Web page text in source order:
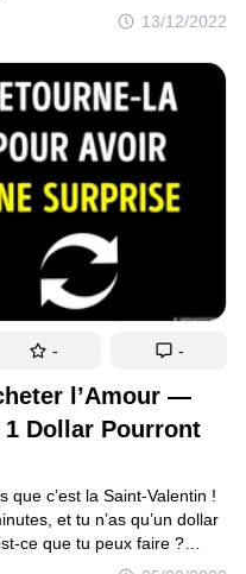
13/12/2022
entre inconnus dans
ce conseil, faute
sauté le pas et sont rentrés
dans cet article qui nous
point se mettre
l’Amour —
1 Dollar Pourront
que c’est la Saint-Valentin !
et tu n’as qu’un dollar
ce que tu peux faire ?
regarder ces conseils,
- -